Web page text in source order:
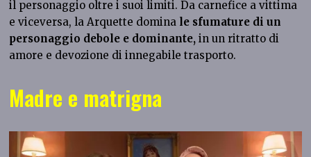
il personaggio oltre i suoi limiti. Da carnefice a vittima
e viceversa, la Arquette domina le sfumature di un
personaggio debole e dominante, in un ritratto di
amore e devozione di innegabile trasporto.
Madre e matrigna